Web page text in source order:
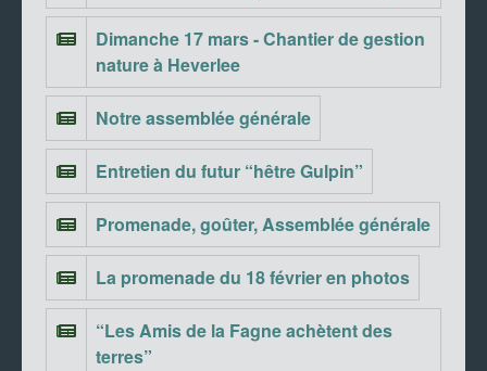
Dimanche 17 mars - Chantier de gestion
nature à Heverlee
Notre assemblée générale
Entretien du futur “hêtre Gulpin”
Promenade, goûter, Assemblée générale
La promenade du 18 février en photos
“Les Amis de la Fagne achètent des
terres”